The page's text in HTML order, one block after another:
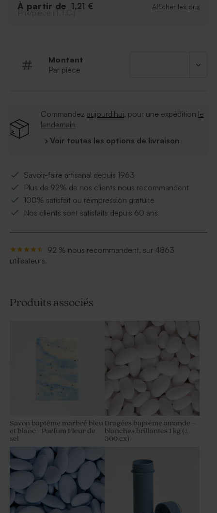
prénom. Il vous restera plus qu'à le garnir de douces
À partir de 1,21 € Afficher les prix
Prix/pièce (T.T.C.)
Montant
Par pièce
Commandez aujourd'hui, pour une expédition le
lendemain
› Voir toutes les options de livraison
Savoir-faire artisanal depuis 1963
Plus de 92% de nos clients nous recommandent
100% satisfait ou réimpression gratuite
Nos clients sont satisfaits depuis 60 ans
92 % nous recommandent, sur 4863
utilisateurs.
Produits associés
Savon baptême marbré bleu
et blanc - Parfum Fleur de
sel
Dragées baptême amande –
blanches brillantes 1 kg (±
300 ex)